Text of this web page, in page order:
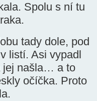
Spolu s ní tu
tady dole, pod
listí. Asi vypadl
jej našla… a to
očíčka. Proto